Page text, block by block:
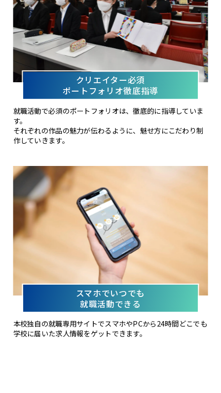
クリエイター必須
ポートフォリオ徹底指導
就職活動で必須のポートフォリオは、徹底的に指導していま
す。
それぞれの作品の魅力が伝わるように、魅せ方にこだわり制
作していきます。
スマホでいつでも
就職活動できる
本校独自の就職専用サイトでスマホやPCから24時間どこでも
学校に届いた求人情報をゲットできます。